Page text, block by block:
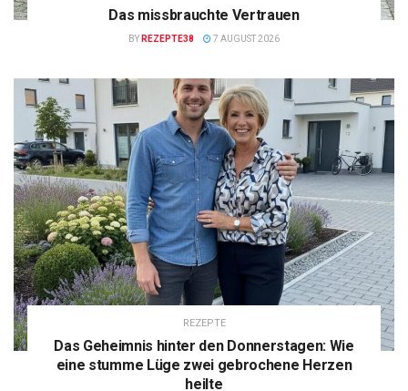
Das missbrauchte Vertrauen
BY REZEPTE38 7 AUGUST 2026
REZEPTE
Das Geheimnis hinter den Donnerstagen: Wie
eine stumme Lüge zwei gebrochene Herzen
heilte